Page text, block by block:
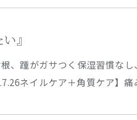
』
、踵がガサつく保湿習慣なし
ネイルケア＋角質ケア】